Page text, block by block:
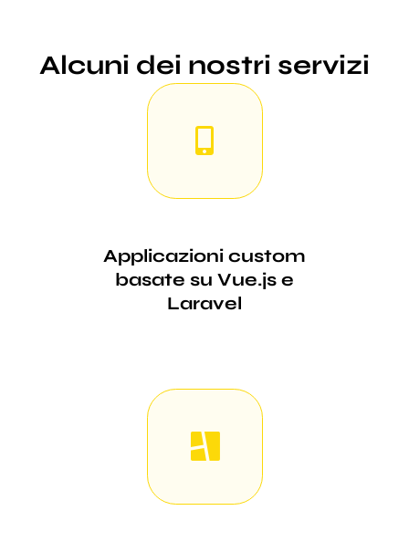
Alcuni dei nostri servizi
Applicazioni custom
basate su Vue.js e
Laravel